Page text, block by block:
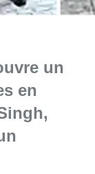
un
en